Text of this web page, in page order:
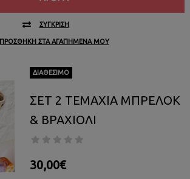
ΣΎΓΚΡΙΣΗ
ΠΡΟΣΘΉΚΗ ΣΤΑ ΑΓΑΠΗΜΈΝΑ ΜΟΥ
ΔΙΑΘΈΣΙΜΟ
ΣΕΤ 2 ΤΕΜΑΧΙΑ ΜΠΡΕΛΟΚ
& ΒΡΑΧΙΟΛΙ
30,00€